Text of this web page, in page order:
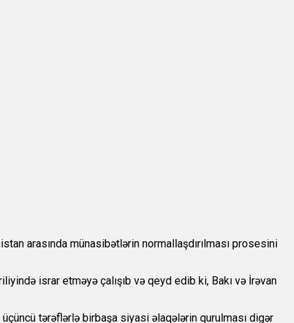
arasında münasibətlərin normallaşdırılması prosesini
israr etməyə çalışıb və qeyd edib ki, Bakı və İrəvan
tərəflərlə birbaşa siyasi əlaqələrin qurulması digər